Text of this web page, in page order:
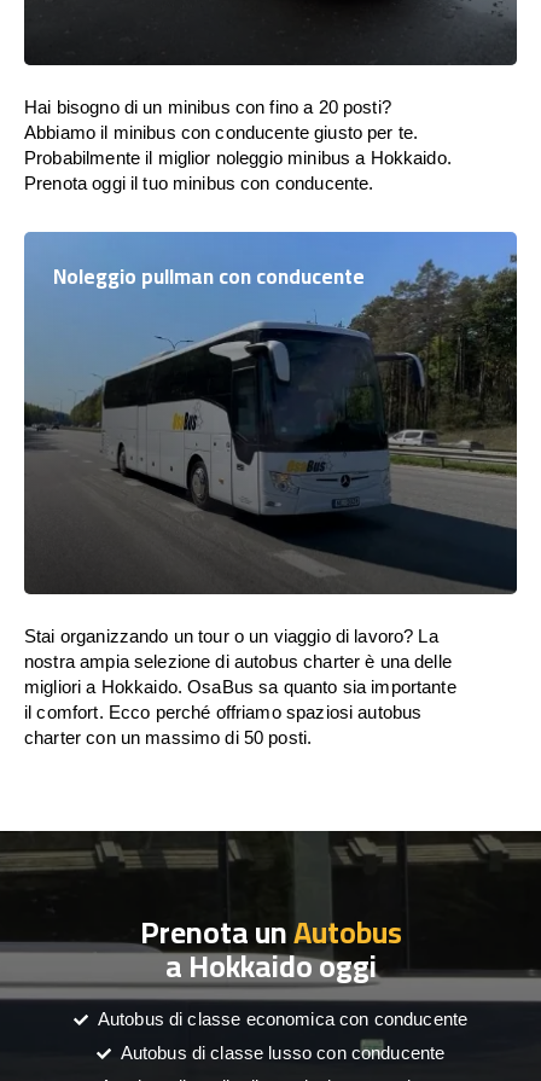
Hai bisogno di un minibus con fino a 20 posti?
Abbiamo il minibus con conducente giusto per te.
Probabilmente il miglior noleggio minibus a Hokkaido.
Prenota oggi il tuo minibus con conducente.
Noleggio pullman con conducente
Stai organizzando un tour o un viaggio di lavoro? La
nostra ampia selezione di autobus charter è una delle
migliori a Hokkaido. OsaBus sa quanto sia importante
il comfort. Ecco perché offriamo spaziosi autobus
charter con un massimo di 50 posti.
Prenota unAutobus
a Hokkaido oggi
Autobus di classe economica con conducente
Autobus di classe lusso con conducente